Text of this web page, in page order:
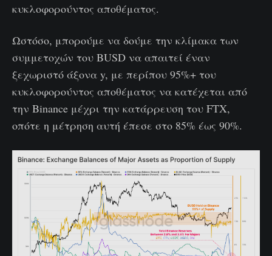
κυκλοφορούντος αποθέματος.
Ωστόσο, μπορούμε να δούμε την κλίμακα των
συμμετοχών του BUSD να απαιτεί έναν
ξεχωριστό άξονα y, με περίπου 95%+ του
κυκλοφορούντος αποθέματος να κατέχεται από
την Binance μέχρι την κατάρρευση του FTX,
οπότε η μέτρηση αυτή έπεσε στο 85% έως 90%.